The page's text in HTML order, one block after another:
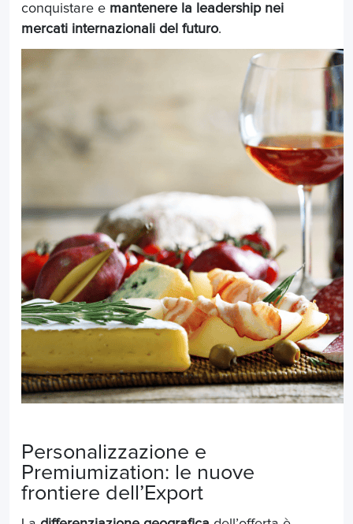
conquistare e mantenere la leadership nei
mercati internazionali del futuro.
Personalizzazione e
Premiumization: le nuove
frontiere dell’Export